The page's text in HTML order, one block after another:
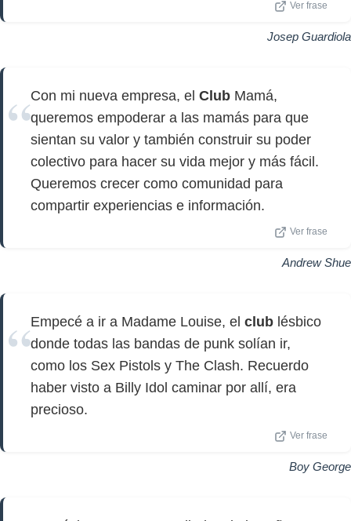
Ver frase
Josep Guardiola
Con mi nueva empresa, el Club Mamá,
queremos empoderar a las mamás para que
sientan su valor y también construir su poder
colectivo para hacer su vida mejor y más fácil.
Queremos crecer como comunidad para
compartir experiencias e información.
Ver frase
Andrew Shue
Empecé a ir a Madame Louise, el club lésbico
donde todas las bandas de punk solían ir,
como los Sex Pistols y The Clash. Recuerdo
haber visto a Billy Idol caminar por allí, era
precioso.
Ver frase
Boy George